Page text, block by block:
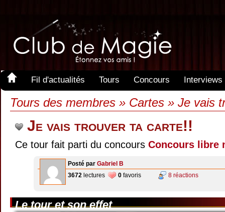
Fil d'actualités Tours Concours Interviews
Tours des membres » Cartes » Je vais
Je vais trouver ta carte!!
Ce tour fait parti du concours Concours libre
Posté par Gabriel B
3672 lectures 0 favoris 8 réactions
Le tour et son effet